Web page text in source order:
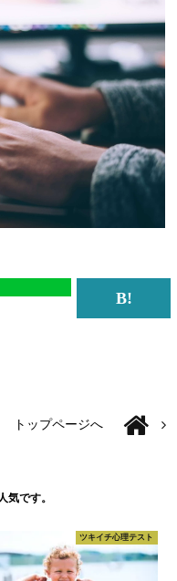
トップページへ
気です。
ツキイチ心理テスト